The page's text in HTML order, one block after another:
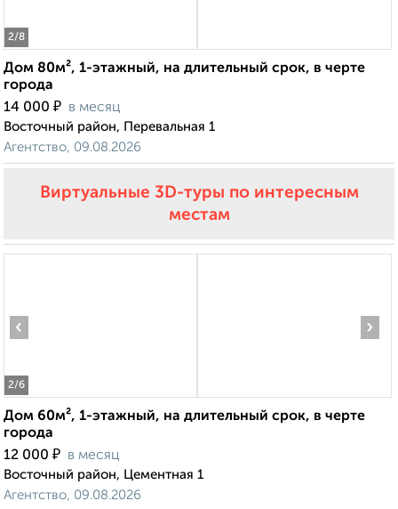
2/8
Дом 80м², 1-этажный, на длительный срок, в черте
города
14 000 ₽ в месяц
Восточный район, Перевальная 1
Агентство, 09.08.2026
Виртуальные 3D-туры по интересным
местам
2/6
‹ ›
Дом 60м², 1-этажный, на длительный срок, в черте
города
12 000 ₽ в месяц
Восточный район, Цементная 1
Агентство, 09.08.2026